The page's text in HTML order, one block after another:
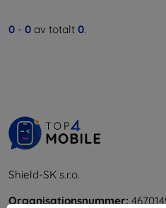
0 - 0 av totalt 0.
Shield-SK s.r.o.
Organisationsnummer: